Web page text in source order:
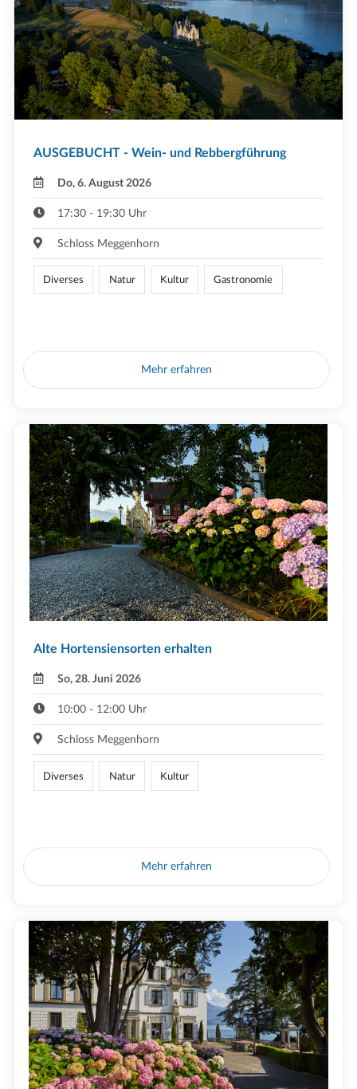
AUSGEBUCHT - Wein- und Rebbergführung
Do, 6. August 2026
17:30 - 19:30 Uhr
Schloss Meggenhorn
Diverses Natur Kultur Gastronomie
Mehr erfahren
Alte Hortensiensorten erhalten
So, 28. Juni 2026
10:00 - 12:00 Uhr
Schloss Meggenhorn
Diverses Natur Kultur
Mehr erfahren